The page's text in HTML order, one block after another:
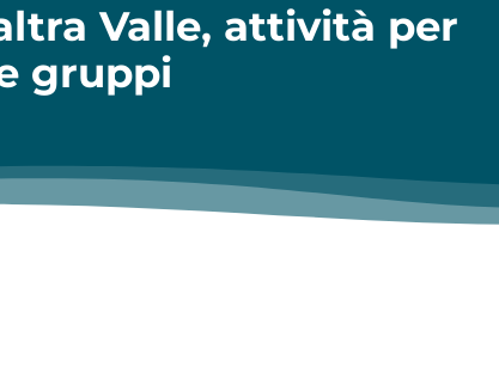
Valle, attività per
gruppi